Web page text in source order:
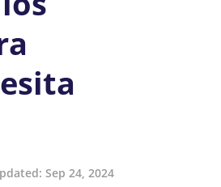
Sep 24, 2024